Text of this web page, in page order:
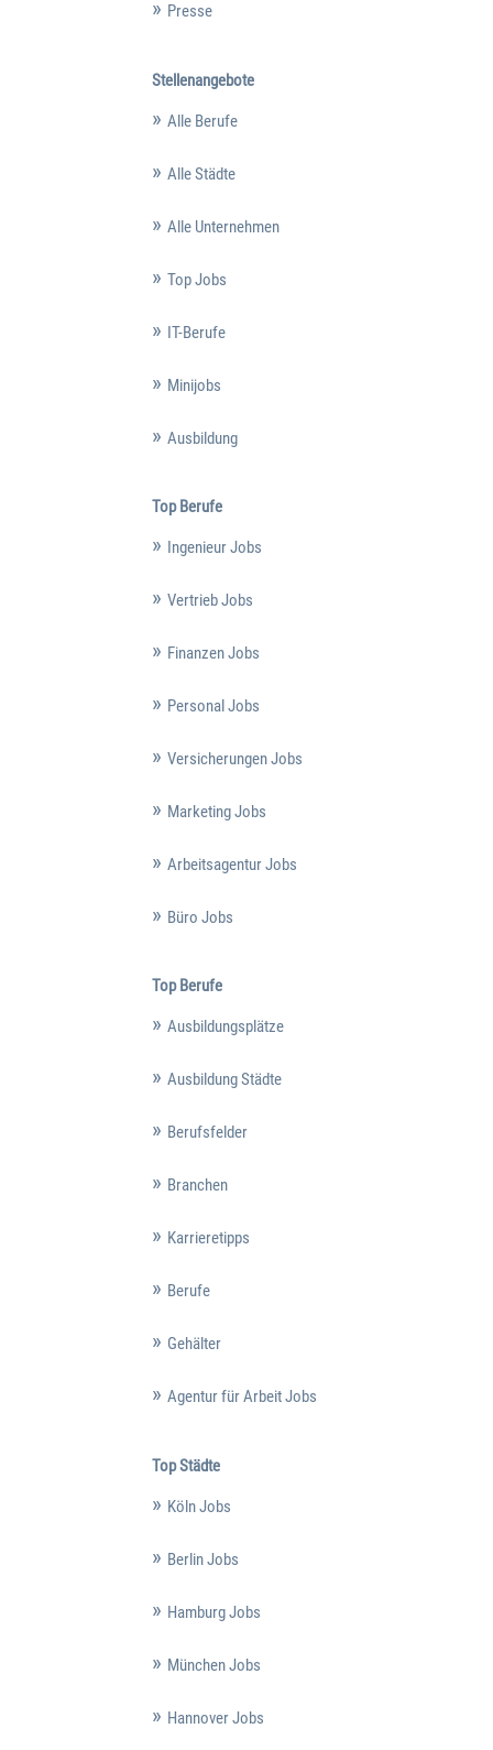
Presse
Stellenangebote
Alle Berufe
Alle Städte
Alle Unternehmen
Top Jobs
IT-Berufe
Minijobs
Ausbildung
Top Berufe
Ingenieur Jobs
Vertrieb Jobs
Finanzen Jobs
Personal Jobs
Versicherungen Jobs
Marketing Jobs
Arbeitsagentur Jobs
Büro Jobs
Top Berufe
Ausbildungsplätze
Ausbildung Städte
Berufsfelder
Branchen
Karrieretipps
Berufe
Gehälter
Agentur für Arbeit Jobs
Top Städte
Köln Jobs
Berlin Jobs
Hamburg Jobs
München Jobs
Hannover Jobs